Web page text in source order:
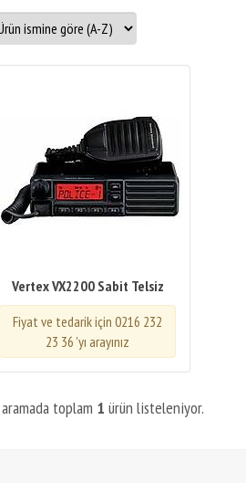
Vertex VX2200 Sabit Telsiz
Fiyat ve tedarik için 0216 232
23 36 'yı arayınız
toplam 1 ürün listeleniyor.